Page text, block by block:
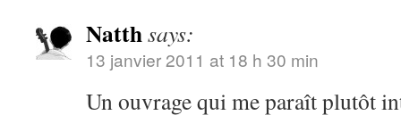
Natthsays:
13 janvier 2011 at 18 h 30 min
Un ouvrage qui me paraît plutôt